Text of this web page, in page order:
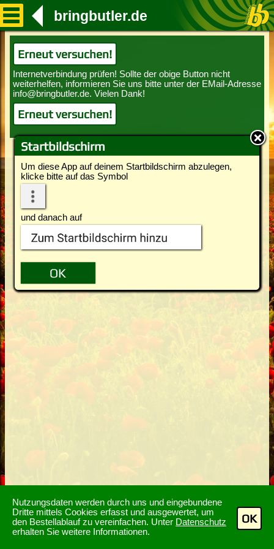
Nutzungsdaten werden durch uns und eingebundene
Dritte mittels Cookies erfasst und ausgewertet, um
den Bestellablauf zu vereinfachen. Unter Datenschutz
erhalten Sie weitere Informationen.
OK
Startbildschirm
Um diese App auf deinem Startbildschirm abzulegen,
klicke bitte auf das Symbol
und danach auf
bringbutler.de
Erneut versuchen!
Erneut versuchen!